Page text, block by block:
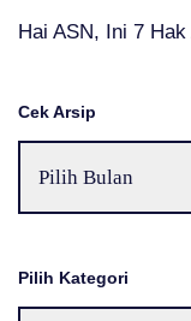
Hai ASN, Ini 7 Hak
Cek Arsip
Pilih Kategori